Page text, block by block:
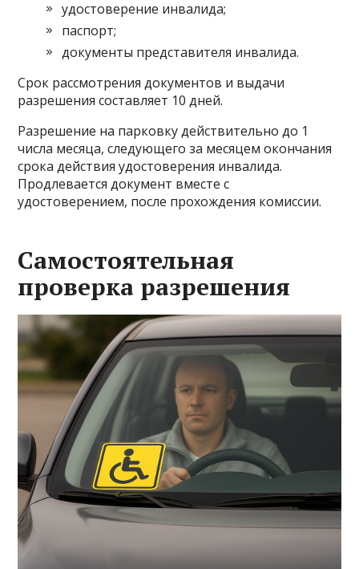
удостоверение инвалида;
паспорт;
документы представителя инвалида.
Срок рассмотрения документов и выдачи
разрешения составляет 10 дней.
Разрешение на парковку действительно до 1
числа месяца, следующего за месяцем окончания
срока действия удостоверения инвалида.
Продлевается документ вместе с
удостоверением, после прохождения комиссии.
Самостоятельная
проверка разрешения